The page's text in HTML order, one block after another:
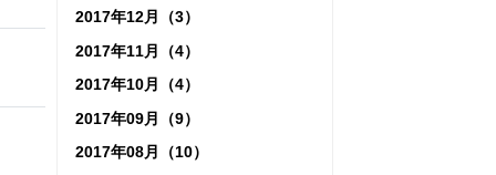
2017年12月（3）
2017年11月（4）
2017年10月（4）
2017年09月（9）
2017年08月（10）